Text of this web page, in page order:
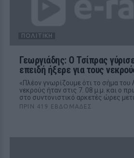
ΠΟΛΙΤΙΚΉ
Γεωργιάδης: O Τσίπρας
επειδή ήξερε για τους
«Πλέον γνωρίζουμε ότι το σήμα του
νεκρούς ήταν στις 7. 08 μ.μ. και ο
στο συντονιστικό αρκετές ώρες
ΠΡΙΝ 419 ΕΒΔΟΜΆΔΕΣ